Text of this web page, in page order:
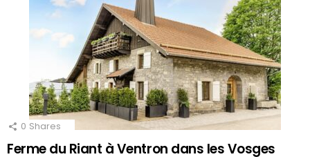
0 Shares
Ferme du Riant à Ventron dans les Vosges